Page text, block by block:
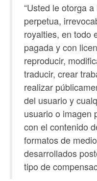
“Usted le otorga
perpetua,
royalties, en todo
pagada y con
reproducir,
traducir, crear
realizar
del usuario y
usuario o imagen
con el contenido
formatos de
desarrollados
tipo de